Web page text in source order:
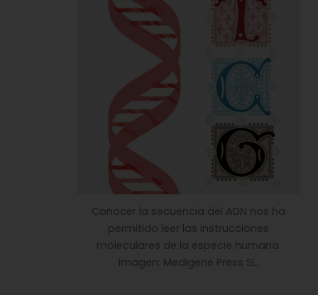
Conocer la secuencia del ADN nos ha
permitido leer las instrucciones
moleculares de la especie humana.
Imagen: Medigene Press SL.